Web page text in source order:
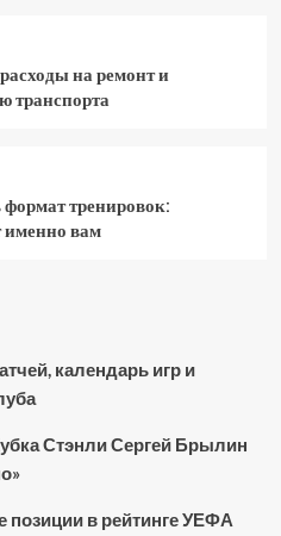
на ремонт и
транспорта
тренировок:
именно вам
календарь игр и
Стэнли Сергей Брылин
позиции в рейтинге УЕФА